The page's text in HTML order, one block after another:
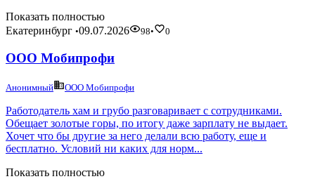
Показать полностью
Екатеринбург •09.07.2026 98• 0
ООО Мобипрофи
Анонимный ООО Мобипрофи
Работодатель хам и грубо разговаривает с сотрудниками.
Обещает золотые горы, по итогу даже зарплату не выдает.
Хочет что бы другие за него делали всю работу, еще и
бесплатно. Условий ни каких для норм...
Показать полностью